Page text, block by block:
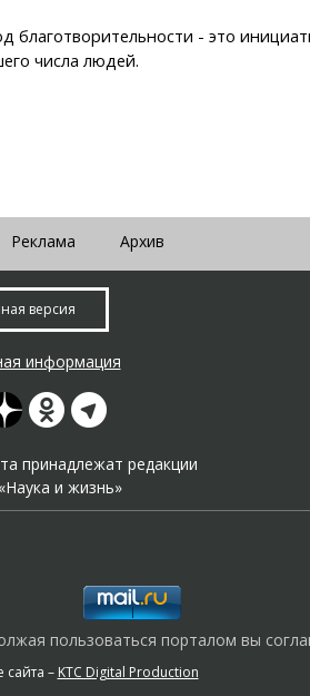
- это
числа людей.
Реклама Архив
версия
информация
принадлежат редакции
и жизнь»
пользоваться порталом вы
сайта – KTC Digital Production